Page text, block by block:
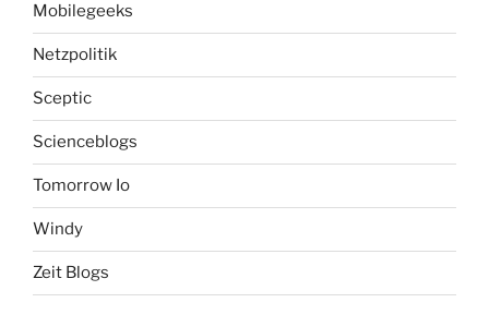
Mobilegeeks
Netzpolitik
Sceptic
Scienceblogs
Tomorrow Io
Windy
Zeit Blogs